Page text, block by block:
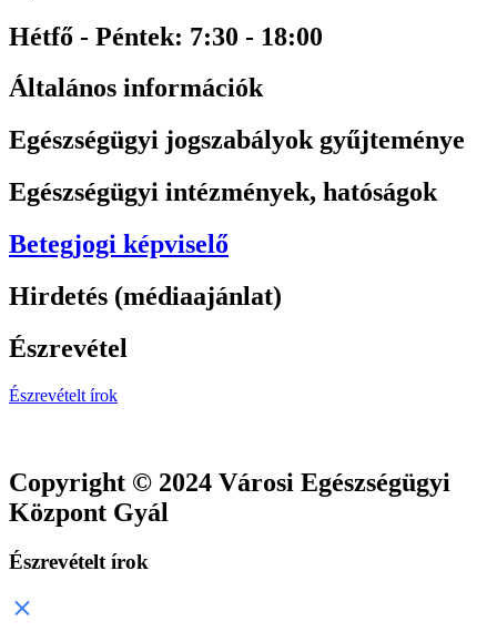
Hétfő - Péntek: 7:30 - 18:00
Általános információk
Egészségügyi jogszabályok gyűjteménye
Egészségügyi intézmények, hatóságok
Betegjogi képviselő
Hirdetés (médiaajánlat)
Észrevétel
Észrevételt írok
Copyright © 2024 Városi Egészségügyi
Központ Gyál
Észrevételt írok